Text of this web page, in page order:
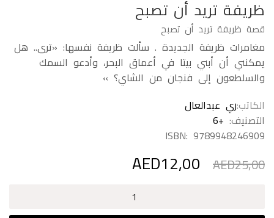
ظريفة تريد أن تصبح
قصة ظريفة تريد أن تصبح
مغامرات ظريفة الجديدة . سألت ظريفة نفسها: «ترى.. هل
يمكنني أن أبني بيتا في أعماق البحر، وأدعو السمك
والسلطعون إلى فنجان من الشاي؟ »
الكاتبري عبدالعال
التصنيف: +6
ISBN:9789948246909
AED25,00 السعر
الأصلي
AED25,00.
AED12,00 السعر
الحالي
هو:
AED12,00.